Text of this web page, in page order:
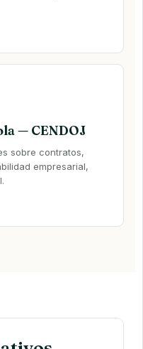
— CENDOJ
sobre contratos,
empresarial,